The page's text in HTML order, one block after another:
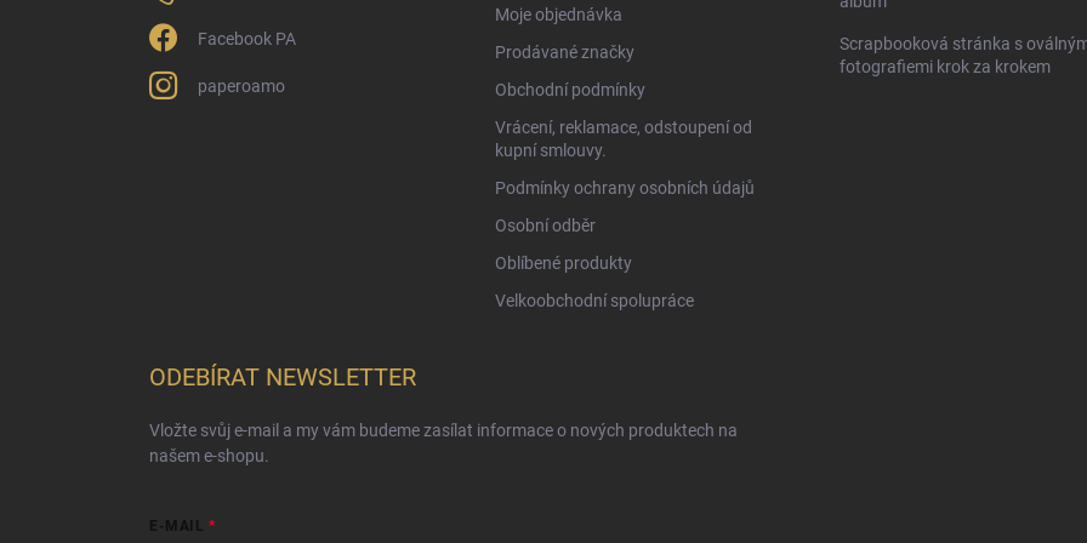
Facebook PA
paperoamo
Moje objednávka
Prodávané značky
Obchodní podmínky
Vrácení, reklamace, odstoupení od
kupní smlouvy.
Podmínky ochrany osobních údajů
Osobní odběr
Oblíbené produkty
Velkoobchodní spolupráce
Scrapbooková stránka s
fotografiemi krok za krokem
ODEBÍRAT NEWSLETTER
Vložte svůj e-mail a my vám budeme zasílat informace o nových produktech na
našem e-shopu.
E-MAIL